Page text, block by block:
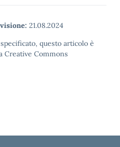
21.08.2024
questo articolo è
Creative Commons